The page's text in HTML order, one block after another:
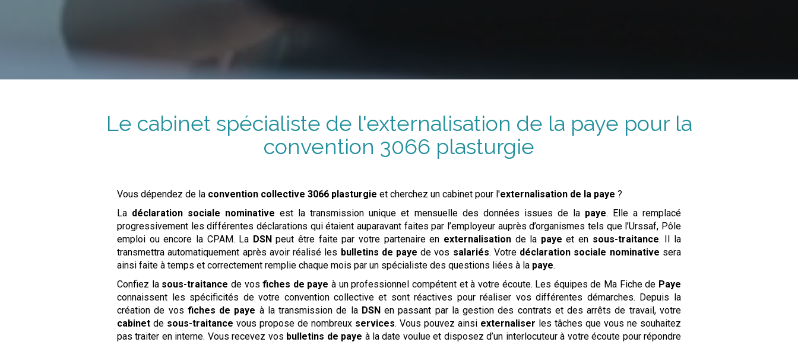
Le cabinet spécialiste de l'externalisation de la paye pour la
convention 3066 plasturgie
Vous dépendez de la convention collective3066 plasturgie et cherchez un cabinet pour l'externalisation de la paye ?
La déclaration sociale nominative est la transmission unique et mensuelle des données issues de la paye. Elle a remplacé
progressivement les différentes déclarations qui étaient auparavant faites par l’employeur auprès d’organismes tels que l’Urssaf, Pôle
emploi ou encore la CPAM. La DSNpeut être faite par votre partenaire en externalisationde la paye et en sous-traitance. Il la
transmettra automatiquement après avoir réalisé les bulletins de paye de vos salariés. Votre déclaration sociale nominative sera
ainsi faite à temps et correctement remplie chaque mois par un spécialiste des questions liées à la paye.
Confiez la sous-traitance de vosfiches de paye à un professionnel compétent et à votre écoute. Les équipes de Ma Fiche de Paye
connaissent les spécificités de votre convention collective et sont réactives pour réaliser vos différentes démarches. Depuis la
création de vos fiches de paye à la transmission de la DSNen passant par la gestion des contrats et des arrêts de travail, votre
cabinet de sous-traitance vous propose de nombreux services. Vous pouvez ainsi externaliser les tâches que vous ne souhaitez
pas traiter en interne. Vous recevez vos bulletins de paye à la date voulue et disposez d’un interlocuteur à votre écoute pour répondre